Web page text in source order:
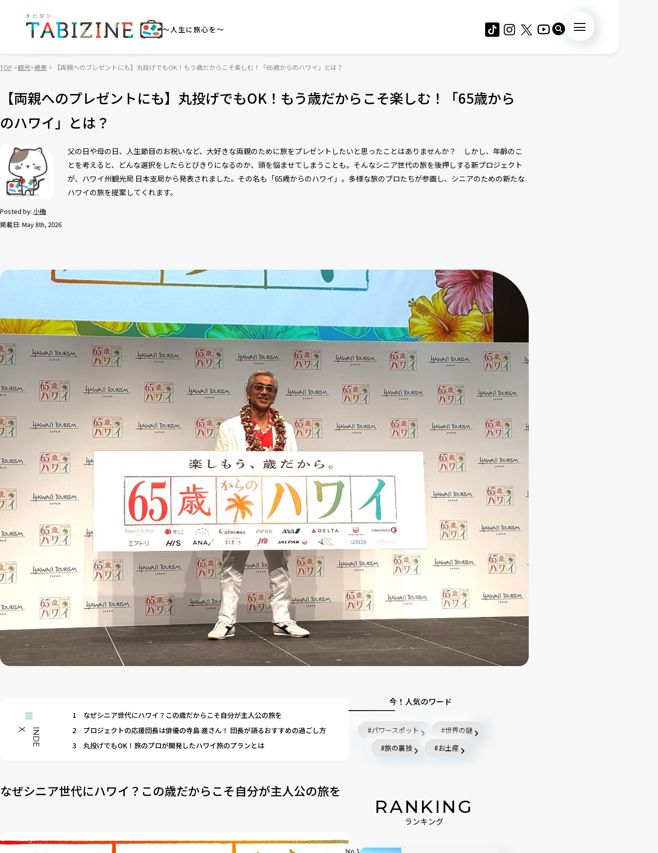
～人生に旅心を～
TOP 観光 絶景 【両親へのプレゼントにも】丸投げでもOK！もう歳だからこそ楽しむ！「65歳からのハワイ」とは？
【両親へのプレゼントにも】丸投げでもOK！もう歳だからこそ楽しむ！「65歳から
のハワイ」とは？
Posted by: 小梅
掲載日: May 8th, 2026
父の日や母の日、人生節目のお祝いなど、大好きな両親のために旅をプレゼントしたいと思ったことはありませんか？ しかし、年齢のこ
とを考えると、どんな選択をしたらとびきりになるのか、頭を悩ませてしまうことも。そんなシニア世代の旅を後押しする新プロジェクト
が、ハワイ州観光局 日本支局から発表されました。その名も「65歳からのハワイ」。多様な旅のプロたちが参画し、シニアのための新たな
ハワイの旅を提案してくれます。
I
N
D
E
X
1
なぜシニア世代にハワイ？この歳だからこそ自分が主人公の旅を
2
プロジェクトの応援団長は俳優の寺島 進さん！ 団長が語るおすすめの過ごし方
3
丸投げでもOK！旅のプロが開発したハワイ旅のプランとは
なぜシニア世代にハワイ？この歳だからこそ自分が主人公の旅を
今！人気のワード
パワースポット
世界の謎
旅の裏技
お土産
RANKING
ランキング